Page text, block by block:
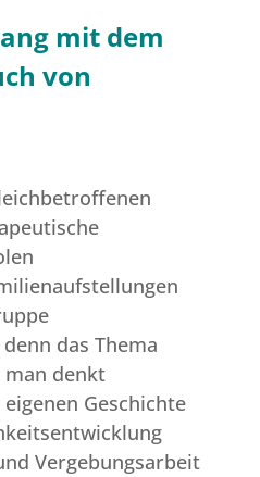
mit dem
von
das Thema
denkt
Geschichte
Vergebungsarbeit